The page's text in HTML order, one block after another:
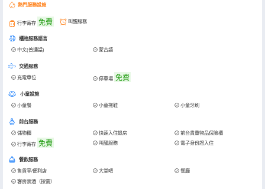
熱門服務設施
行李寄存 免費 叫醒服務
櫃枱服務語言
中文(普通話) 蒙古語
交通服務
充電車位 停車場 免費
小童設施
小童餐 小童拖鞋 小童牙刷
前台服務
儲物櫃 快速入住退房
前台貴重物品保險櫃
行李寄存 免費 叫醒服務 電子身份證入住
餐飲服務
售貨亭/便利店 大堂吧
餐廳
客房禁酒（按需）